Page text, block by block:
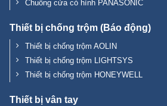
Chuông cửa có hình PANASONIC
Thiết bị chống trộm (Báo động)
Thiết bị chống trộm AOLIN
Thiết bị chống trộm LIGHTSYS
Thiết bị chống trộm HONEYWELL
Thiết bị vân tay